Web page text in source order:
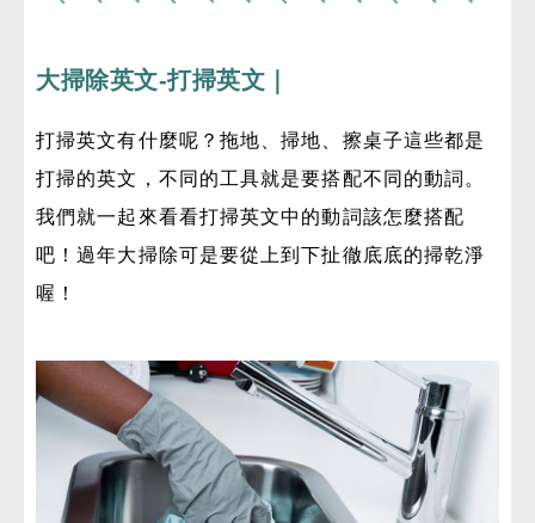
大掃除英文-打掃英文｜
打掃英文有什麼呢？拖地、掃地、擦桌子這些都是
打掃的英文，不同的工具就是要搭配不同的動詞。
我們就一起來看看打掃英文中的動詞該怎麼搭配
吧！過年大掃除可是要從上到下扯徹底底的掃乾淨
喔！